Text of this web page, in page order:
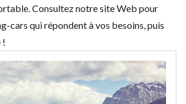
Consultez notre site Web pour
cars qui répondent à vos besoins, puis
!